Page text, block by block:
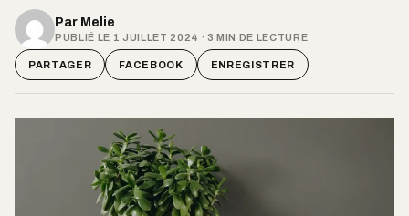
Par Melie
PUBLIÉ LE 1 JUILLET 2024 · 3 MIN DE LECTURE
PARTAGER FACEBOOK ENREGISTRER